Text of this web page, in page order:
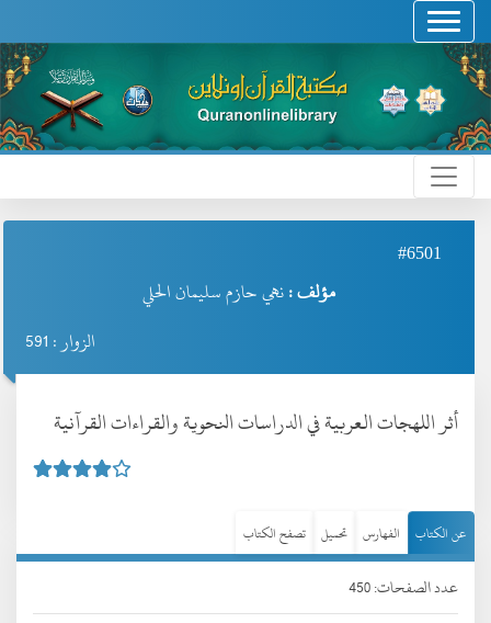
#6501
مؤلف :نهي حازم سليمان الحلي
الزوار : 591
أثر اللهجات العربية في الدراسات النحوية والقراءات القرآنية
عن الكتاب الفهارس تحميل تصفح الكتاب
عدد الصفحات: 450